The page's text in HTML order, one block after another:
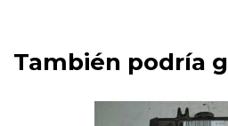
También podría